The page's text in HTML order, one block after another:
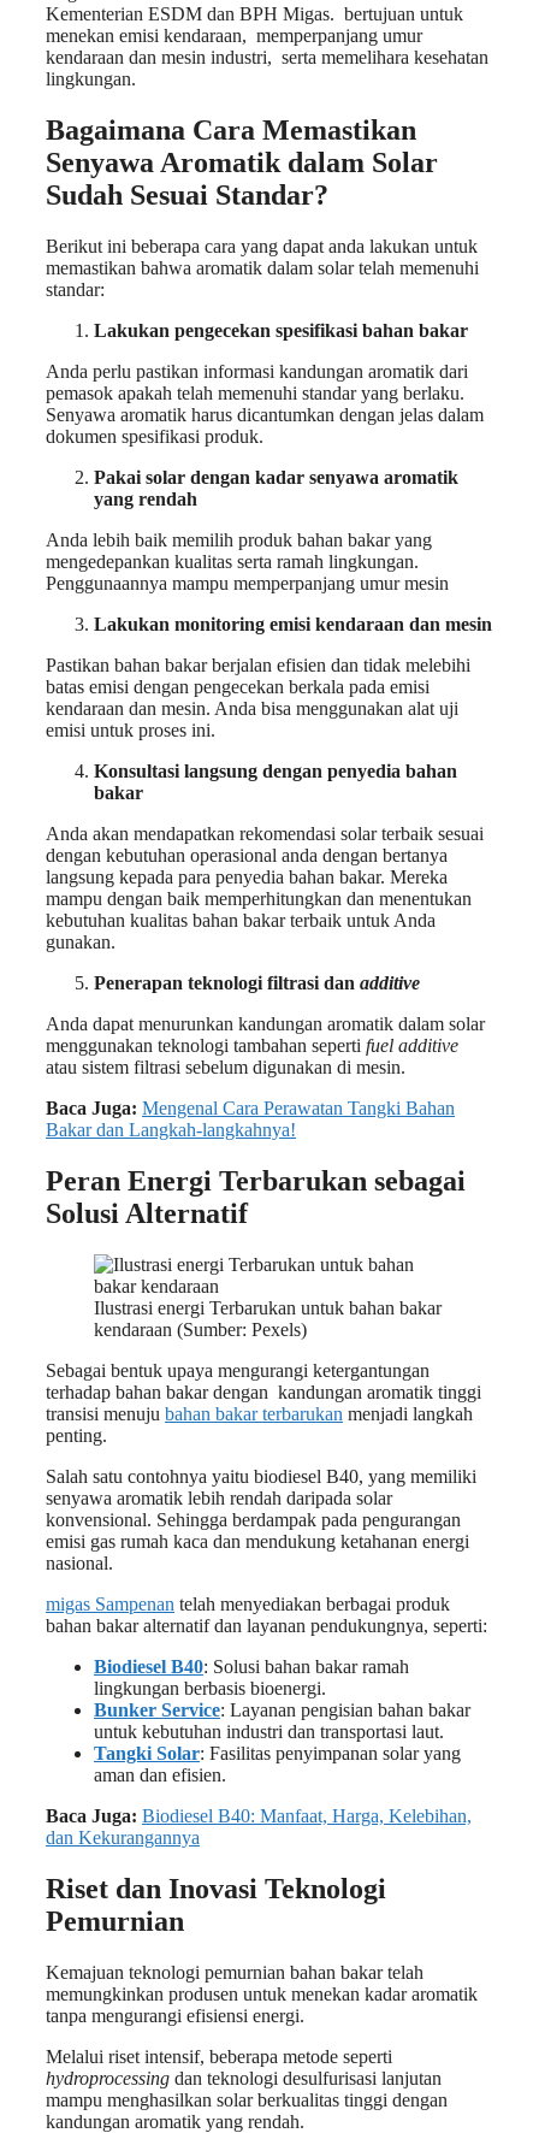
Kementerian ESDM dan BPH Migas. bertujuan untuk
menekan emisi kendaraan, memperpanjang umur
kendaraan dan mesin industri, serta memelihara kesehatan
lingkungan.
Bagaimana Cara Memastikan
Senyawa Aromatik dalam Solar
Sudah Sesuai Standar?
Berikut ini beberapa cara yang dapat anda lakukan untuk
memastikan bahwa aromatik dalam solar telah memenuhi
standar:
Lakukan pengecekan spesifikasi bahan bakar
Anda perlu pastikan informasi kandungan aromatik dari
pemasok apakah telah memenuhi standar yang berlaku.
Senyawa aromatik harus dicantumkan dengan jelas dalam
dokumen spesifikasi produk.
Pakai solar dengan kadar senyawa aromatik
yang rendah
Anda lebih baik memilih produk bahan bakar yang
mengedepankan kualitas serta ramah lingkungan.
Penggunaannya mampu memperpanjang umur mesin
Lakukan monitoring emisi kendaraan dan mesin
Pastikan bahan bakar berjalan efisien dan tidak melebihi
batas emisi dengan pengecekan berkala pada emisi
kendaraan dan mesin. Anda bisa menggunakan alat uji
emisi untuk proses ini.
Konsultasi langsung dengan penyedia bahan
bakar
Anda akan mendapatkan rekomendasi solar terbaik sesuai
dengan kebutuhan operasional anda dengan bertanya
langsung kepada para penyedia bahan bakar. Mereka
mampu dengan baik memperhitungkan dan menentukan
kebutuhan kualitas bahan bakar terbaik untuk Anda
gunakan.
Penerapan teknologi filtrasi dan additive
Anda dapat menurunkan kandungan aromatik dalam solar
menggunakan teknologi tambahan seperti fuel additive
atau sistem filtrasi sebelum digunakan di mesin.
Baca Juga: Mengenal Cara Perawatan Tangki Bahan
Bakar dan Langkah-langkahnya!
Peran Energi Terbarukan sebagai
Solusi Alternatif
Ilustrasi energi Terbarukan untuk bahan bakar
kendaraan (Sumber: Pexels)
Sebagai bentuk upaya mengurangi ketergantungan
terhadap bahan bakar dengan kandungan aromatik tinggi
transisi menuju bahan bakar terbarukan menjadi langkah
penting.
Salah satu contohnya yaitu biodiesel B40, yang memiliki
senyawa aromatik lebih rendah daripada solar
konvensional. Sehingga berdampak pada pengurangan
emisi gas rumah kaca dan mendukung ketahanan energi
nasional.
migas Sampenan telah menyediakan berbagai produk
bahan bakar alternatif dan layanan pendukungnya, seperti:
Biodiesel B40: Solusi bahan bakar ramah
lingkungan berbasis bioenergi.
Bunker Service: Layanan pengisian bahan bakar
untuk kebutuhan industri dan transportasi laut.
Tangki Solar: Fasilitas penyimpanan solar yang
aman dan efisien.
Baca Juga: Biodiesel B40: Manfaat, Harga, Kelebihan,
dan Kekurangannya
Riset dan Inovasi Teknologi
Pemurnian
Kemajuan teknologi pemurnian bahan bakar telah
memungkinkan produsen untuk menekan kadar aromatik
tanpa mengurangi efisiensi energi.
Melalui riset intensif, beberapa metode seperti
hydroprocessing dan teknologi desulfurisasi lanjutan
mampu menghasilkan solar berkualitas tinggi dengan
kandungan aromatik yang rendah.